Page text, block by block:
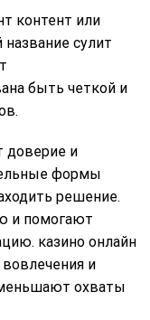
контент или
сулит
быть четкой и
доверие и
формы
решение.
и помогают
казино онлайн
вовлечения и
охваты